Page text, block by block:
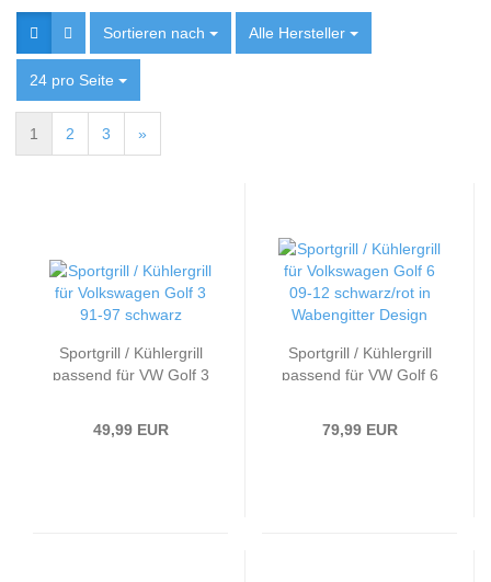
Sortieren nach
Sortieren nach Alle Hersteller
pro Seite
24 pro Seite
pro Seite
1 2 3 »
Sportgrill / Kühlergrill
passend für VW Golf 3
49,99 EUR
Sportgrill / Kühlergrill
passend für VW Golf 6
79,99 EUR